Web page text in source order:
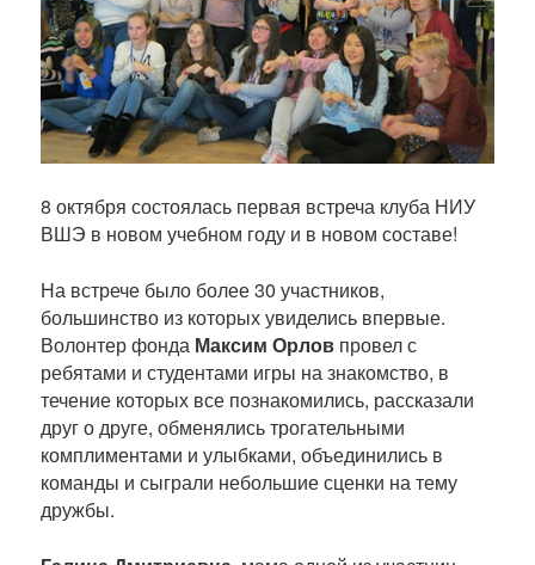
8 октября состоялась первая встреча клуба НИУ
ВШЭ в новом учебном году и в новом составе!
На встрече было более 30 участников,
большинство из которых увиделись впервые.
Волонтер фонда Максим Орловпровел с
ребятами и студентами игры на знакомство, в
течение которых все познакомились, рассказали
друг о друге, обменялись трогательными
комплиментами и улыбками, объединились в
команды и сыграли небольшие сценки на тему
дружбы.